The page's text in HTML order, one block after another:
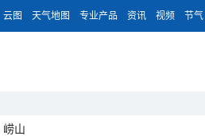
云图 天气地图 专业产品 资讯 视频 节气
崂山